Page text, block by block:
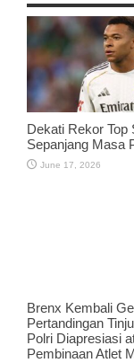
Dekati Rekor Top
Sepanjang Masa
June 17, 2026
Brenx Kembali
Pertandingan
Polri Diapresiasi
Pembinaan Atlet